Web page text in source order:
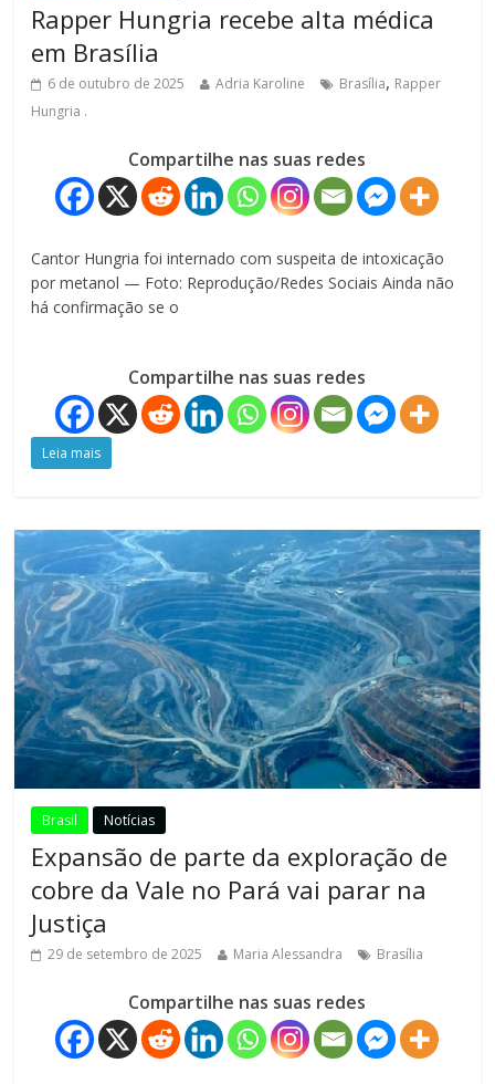
Rapper Hungria recebe alta médica
em Brasília
6 de outubro de 2025 Adria Karoline Brasília, Rapper
Hungria .
Compartilhe nas suas redes
Cantor Hungria foi internado com suspeita de intoxicação
por metanol — Foto: Reprodução/Redes Sociais Ainda não
há confirmação se o
Compartilhe nas suas redes
Leia mais
Brasil Notícias
Expansão de parte da exploração de
cobre da Vale no Pará vai parar na
Justiça
29 de setembro de 2025 Maria Alessandra Brasília
Compartilhe nas suas redes